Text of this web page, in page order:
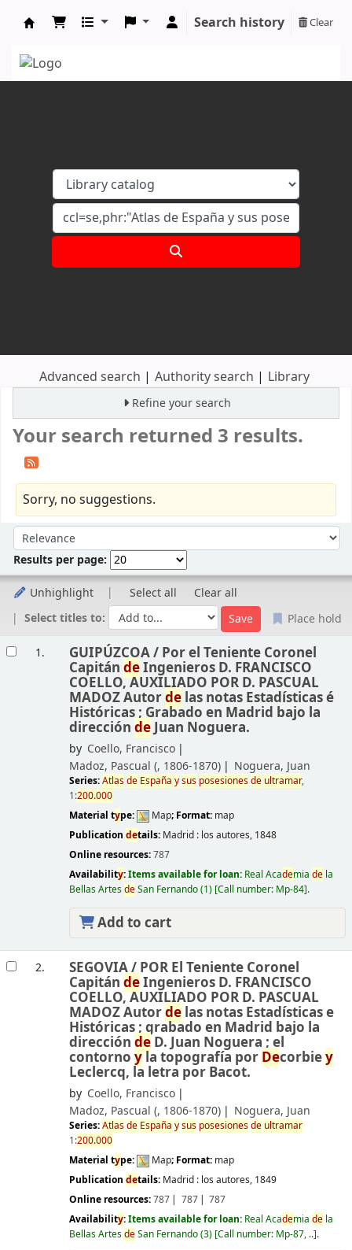
Search history Clear
Advanced search Authority search Library
Refine your search
Your search returned 3 results.
Sorry, no suggestions.
Sort by:
Results per page:
Unhighlight Select all
Clear all
Select titles to:
Place hold
1. GUIPÚZCOA / Por el Teniente Coronel
Capitán deIngenieros D. FRANCISCO
COELLO, AUXILIADO POR D. PASCUAL
MADOZ Autordelas notas Estadísticas é
Históricas ; Grabado en Madrid bajo la
dirección deJuan Noguera.
by Coello, Francisco
Madoz, Pascual (, 1806-1870) Noguera, Juan
Series:Atlasde España ysus posesionesde ultramar,
1:200.000
Material type: Map; Format: map
Publication details: Madrid : los autores, 1848
Online resources:787
Availability:Items available for loan: Real Academia dela
Bellas ArtesdeSan Fernando(1) Call number: Mp-84 .
Add to cart
2. SEGOVIA / POR El Teniente Coronel
Capitán deIngenieros D. FRANCISCO
COELLO, AUXILIADO POR D. PASCUAL
MADOZ Autordelas notas Estadísticas e
Históricas ; grabado en Madrid bajo la
dirección deD. Juan Noguera ; el
contorno yla topografía por Decorbiey
Leclercq, la letra por Bacot.
by Coello, Francisco
Madoz, Pascual (, 1806-1870) Noguera, Juan
Series:Atlasde España ysus posesionesde ultramar
1:200.000
Material type: Map; Format: map
Publication details: Madrid : los autores, 1849
Online resources:787 787
787
Availability:Items available for loan: Real Academia dela
Bellas ArtesdeSan Fernando(3) Call number: Mp-87, .. .